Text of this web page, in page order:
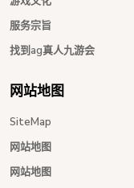
服务宗旨
找到ag真人九游会
网站地图
SiteMap
网站地图
网站地图